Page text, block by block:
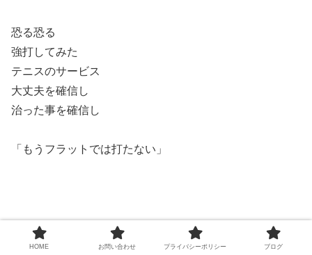
恐る恐る
強打してみた
テニスのサービス
大丈夫を確信し
治った事を確信し
「もうフラットでは打たない」
HOME お問い合わせ プライバシーポリシー ブログ